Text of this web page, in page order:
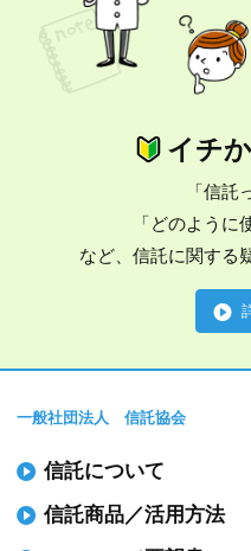
イチ
「信託
「どのように
など、信託に関する
一般社団法人 信託協会
信託について
信託商品／活用方法